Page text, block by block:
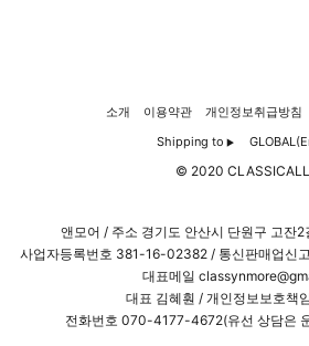
소개 이용약관 개인정보취급방침
Shipping to ▶
© 2020
앤모어 / 주소 경기도 안산시 단원구 고잔
사업자등록번호 381-16-02382 / 통신판매업신
대표메일
대표 김혜훤 / 개인정보보호책
전화번호 070-4177-4672(유선 상담은